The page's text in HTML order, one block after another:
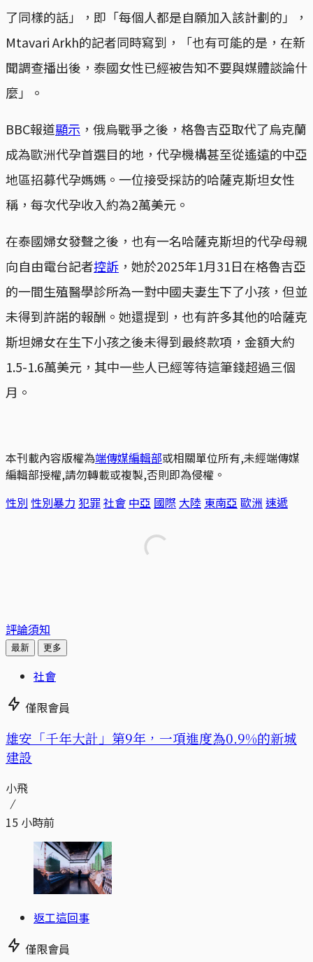
了同樣的話」，即「每個人都是自願加入該計劃的」，
Mtavari Arkh的記者同時寫到，「也有可能的是，在新
聞調查播出後，泰國女性已經被告知不要與媒體談論什
麼」。
BBC報道顯示 ，俄烏戰爭之後，格魯吉亞取代了烏克蘭
成為歐洲代孕首選目的地，代孕機構甚至從遙遠的中亞
地區招募代孕媽媽。一位接受採訪的哈薩克斯坦女性
稱，每次代孕收入約為2萬美元。
在泰國婦女發聲之後，也有一名哈薩克斯坦的代孕母親
向自由電台記者控訴 ，她於2025年1月31日在格魯吉亞
的一間生殖醫學診所為一對中國夫妻生下了小孩，但並
未得到許諾的報酬。她還提到，也有許多其他的哈薩克
斯坦婦女在生下小孩之後未得到最終款項，金額大約
1.5-1.6萬美元，其中一些人已經等待這筆錢超過三個
月。
本刊載內容版權為端傳媒編輯部或相關單位所有,未經端傳媒
編輯部授權,請勿轉載或複製,否則即為侵權。
性別 性別暴力 犯罪社會 中亞 國際 大陸 東南亞 歐洲 速遞
評論須知
最新 更多
社會
僅限會員
​​雄安「千年大計」第9年，一項進度為0.9%的新城
建設
小飛
15 小時前
返工這回事
僅限會員